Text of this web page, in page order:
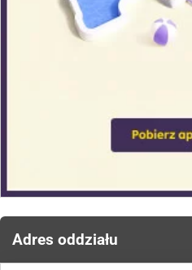
Adres oddziału